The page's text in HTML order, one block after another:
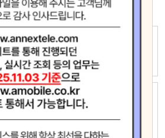
롭고 창의적인 상상력으로
창조에 끊임없이 도전하고모험
중심 능력은 고객을 위해 다양한
들어진놀라운상품을
.